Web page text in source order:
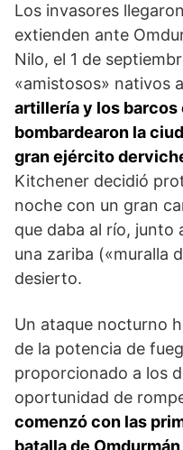
Los invasores
extien­den ante
Nilo, el 1 de
«amistosos» nativos
artillería y los
bombardearon la
gran ejér­cito
Kitchener decidió
noche con un gran
que daba al río, junto
una zariba («muralla
desierto.
Un ataque nocturno
de la potencia de
proporcionado a los
oportunidad de
comen­zó con las
batalla de